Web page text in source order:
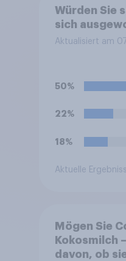
Würden Sie
sich
Aktualisiert am
50%
22%
18%
Aktuelle
Mögen Sie
Kokosmilch
davon, ob